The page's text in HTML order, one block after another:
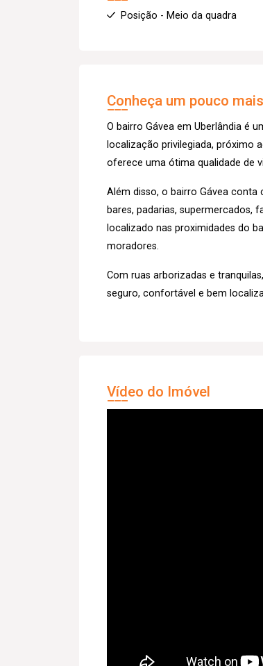
Posição - Meio da quadra
Conheça um pouco
O bairro Gávea em Uberlândia é
localização privilegiada, próximo
oferece uma ótima qualidade de
Além disso, o bairro Gávea
bares, padarias, supermercados,
localizado nas proximidades do
moradores.
Com ruas arborizadas e
seguro, confortável e bem
Vídeo do Imóvel